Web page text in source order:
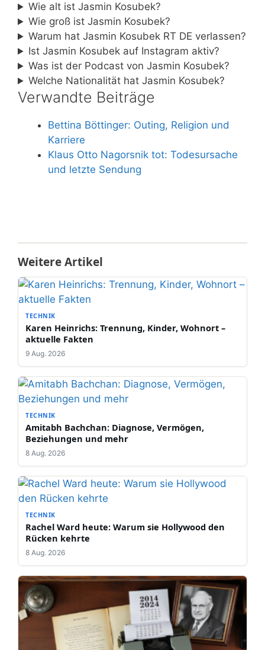
Wie alt ist Jasmin Kosubek?
Wie groß ist Jasmin Kosubek?
Warum hat Jasmin Kosubek RT DE verlassen?
Ist Jasmin Kosubek auf Instagram aktiv?
Was ist der Podcast von Jasmin Kosubek?
Welche Nationalität hat Jasmin Kosubek?
Verwandte Beiträge
Bettina Böttinger: Outing, Religion und
Karriere
Klaus Otto Nagorsnik tot: Todesursache
und letzte Sendung
Weitere Artikel
TECHNIK
Karen Heinrichs: Trennung, Kinder, Wohnort –
aktuelle Fakten
9 Aug. 2026
TECHNIK
Amitabh Bachchan: Diagnose, Vermögen,
Beziehungen und mehr
8 Aug. 2026
TECHNIK
Rachel Ward heute: Warum sie Hollywood den
Rücken kehrte
8 Aug. 2026